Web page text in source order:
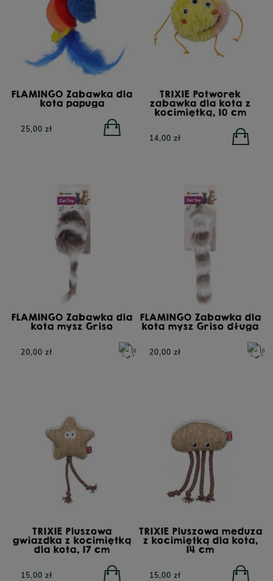
FLAMINGO Zabawka dla
kota papuga
25,00 zł
TRIXIE Potworek
zabawka dla kota z
kocimiętką, 10 cm
14,00 zł
FLAMINGO Zabawka dla
kota mysz Griso
20,00 zł
FLAMINGO Zabawka dla
kota mysz Griso długa
20,00 zł
TRIXIE Pluszowa
gwiazdka z kocimiętką
dla kota, 17 cm
15,00 zł
TRIXIE Pluszowa meduza
z kocimiętką dla kota,
14 cm
15,00 zł